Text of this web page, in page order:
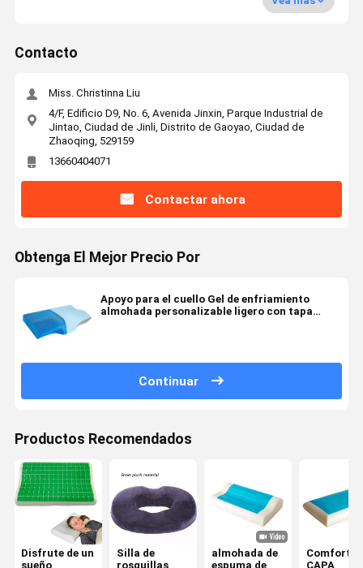
Contacto
Miss. Christinna Liu
4/F, Edificio D9, No. 6, Avenida Jinxin, Parque Industrial de
Jintao, Ciudad de Jinli, Distrito de Gaoyao, Ciudad de
Zhaoqing, 529159
13660404071
Contactar ahora
Obtenga El Mejor Precio Por
Apoyo para el cuello Gel de enfriamiento
almohada personalizable ligero con tapa
Continuar
Productos Recomendados
Disfrute de un
sueño
Silla de
rosquillas
almohada de
espuma de
Comfort
CAPA